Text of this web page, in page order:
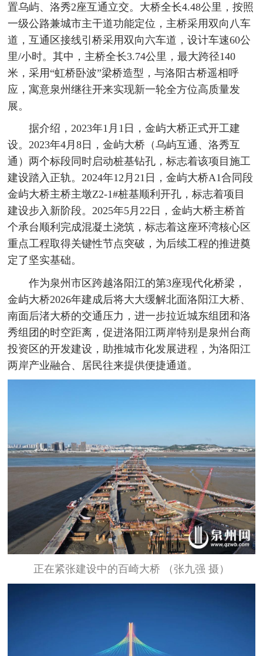
置乌屿、洛秀2座互通立交。大桥全长4.48公里，按照
一级公路兼城市主干道功能定位，主桥采用双向八车
道，互通区接线引桥采用双向六车道，设计车速60公
里/小时。其中，主桥全长3.74公里，最大跨径140
米，采用“虹桥卧波”梁桥造型，与洛阳古桥遥相呼
应，寓意泉州继往开来实现新一轮全方位高质量发
展。
据介绍，2023年1月1日，金屿大桥正式开工建
设。2023年4月8日，金屿大桥（乌屿互通、洛秀互
通）两个标段同时启动桩基钻孔，标志着该项目施工
建设踏入正轨。2024年12月21日，金屿大桥A1合同段
金屿大桥主桥主墩Z2-1#桩基顺利开孔，标志着项目
建设步入新阶段。2025年5月22日，金屿大桥主桥首
个承台顺利完成混凝土浇筑，标志着这座环湾核心区
重点工程取得关键性节点突破，为后续工程的推进奠
定了坚实基础。
作为泉州市区跨越洛阳江的第3座现代化桥梁，
金屿大桥2026年建成后将大大缓解北面洛阳江大桥、
南面后渚大桥的交通压力，进一步拉近城东组团和洛
秀组团的时空距离，促进洛阳江两岸特别是泉州台商
投资区的开发建设，助推城市化发展进程，为洛阳江
两岸产业融合、居民往来提供便捷通道。
正在紧张建设中的百崎大桥 （张九强 摄）